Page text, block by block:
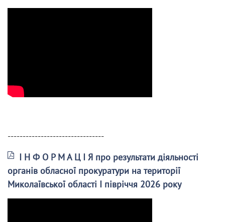
--------------------------------
І Н Ф О Р М А Ц І Я про результати діяльності
органів обласної прокуратури на території
Миколаївської області І півріччя 2026 року